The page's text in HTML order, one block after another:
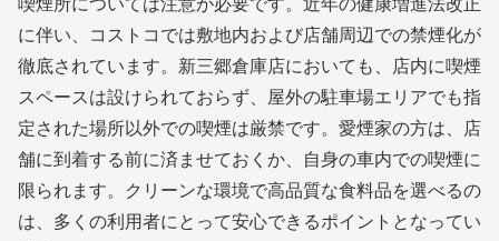
に伴い、コストコでは敷地内および店舗周辺での禁煙化が
徹底されています。新三郷倉庫店においても、店内に喫煙
スペースは設けられておらず、屋外の駐車場エリアでも指
定された場所以外での喫煙は厳禁です。愛煙家の方は、店
舗に到着する前に済ませておくか、自身の車内での喫煙に
限られます。クリーンな環境で高品質な食料品を選べるの
は、多くの利用者にとって安心できるポイントとなってい